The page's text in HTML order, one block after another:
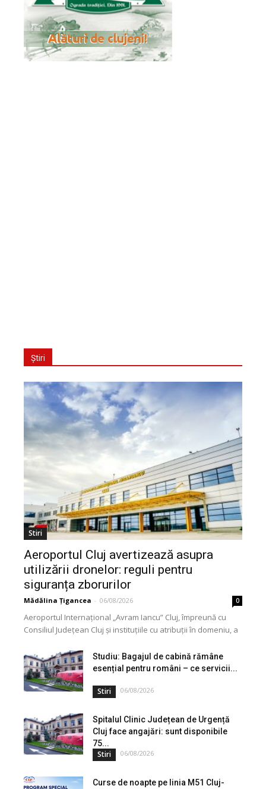
Știri
Stiri
Aeroportul Cluj avertizează asupra
utilizării dronelor: reguli pentru
siguranța zborurilor
Mădălina Țigancea - 06/08/2026 0
Aeroportul Internațional „Avram Iancu” Cluj, împreună cu
Consiliul Județean Cluj și instituțiile cu atribuții în domeniu, a
Studiu: Bagajul de cabină rămâne
esențial pentru români – ce servicii...
Stiri 06/08/2026
Spitalul Clinic Județean de Urgență
Cluj face angajări: sunt disponibile
75...
Stiri 06/08/2026
Curse de noapte pe linia M51 Cluj-